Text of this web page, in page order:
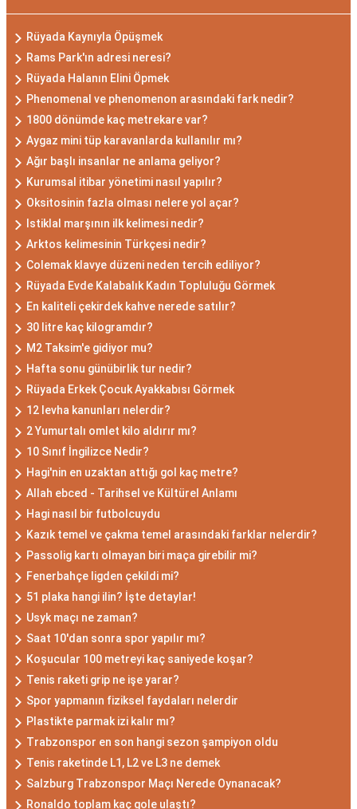
Rüyada Kaynıyla Öpüşmek
Rams Park'ın adresi neresi?
Rüyada Halanın Elini Öpmek
Phenomenal ve phenomenon arasındaki fark nedir?
1800 dönümde kaç metrekare var?
Aygaz mini tüp karavanlarda kullanılır mı?
Ağır başlı insanlar ne anlama geliyor?
Kurumsal itibar yönetimi nasıl yapılır?
Oksitosinin fazla olması nelere yol açar?
Istiklal marşının ilk kelimesi nedir?
Arktos kelimesinin Türkçesi nedir?
Colemak klavye düzeni neden tercih ediliyor?
Rüyada Evde Kalabalık Kadın Topluluğu Görmek
En kaliteli çekirdek kahve nerede satılır?
30 litre kaç kilogramdır?
M2 Taksim'e gidiyor mu?
Hafta sonu günübirlik tur nedir?
Rüyada Erkek Çocuk Ayakkabısı Görmek
12 levha kanunları nelerdir?
2 Yumurtalı omlet kilo aldırır mı?
10 Sınıf İngilizce Nedir?
Hagi'nin en uzaktan attığı gol kaç metre?
Allah ebced - Tarihsel ve Kültürel Anlamı
Hagi nasıl bir futbolcuydu
Kazık temel ve çakma temel arasındaki farklar nelerdir?
Passolig kartı olmayan biri maça girebilir mi?
Fenerbahçe ligden çekildi mi?
51 plaka hangi ilin? İşte detaylar!
Usyk maçı ne zaman?
Saat 10'dan sonra spor yapılır mı?
Koşucular 100 metreyi kaç saniyede koşar?
Tenis raketi grip ne işe yarar?
Spor yapmanın fiziksel faydaları nelerdir
Plastikte parmak izi kalır mı?
Trabzonspor en son hangi sezon şampiyon oldu
Tenis raketinde L1, L2 ve L3 ne demek
Salzburg Trabzonspor Maçı Nerede Oynanacak?
Ronaldo toplam kaç gole ulaştı?